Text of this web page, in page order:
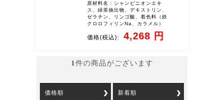
原材料名：シャンピニオンエキ
ス、緑茶抽出物、デキストリン、
ゼラチン、リンゴ酸、着色料（鉄
クロロフィリンNa、カラメル）
価格(税込): 4,268 円
1 件の商品がございます
価格順 新着順